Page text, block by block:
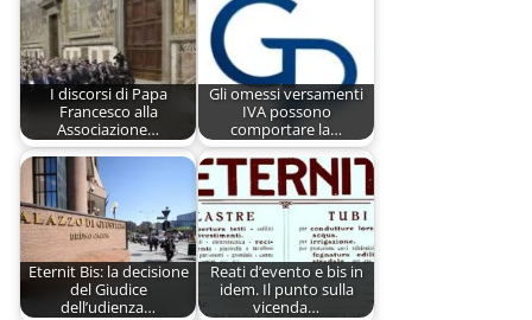
I discorsi di Papa
Francesco alla
Associazione…
Gli omessi versamenti
IVA possono
comportare la…
Eternit Bis: la decisione
del Giudice
dell’udienza…
Reati d’evento e bis in
idem. Il punto sulla
vicenda…